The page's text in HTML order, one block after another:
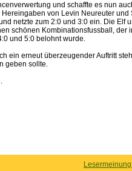
und schaffte es nun
von Levin Neureuter und
netzte zum 2:0 und 3:0 ein. Die Elf
schönen Kombinationsfussball, der
und 5:0 belohnt wurde.
ein erneut überzeugender Auftritt
geben sollte.